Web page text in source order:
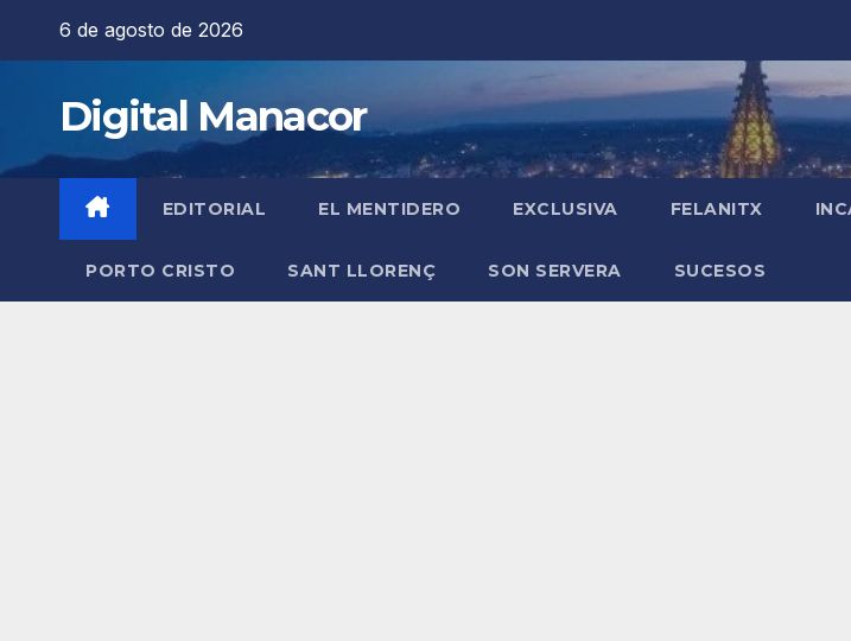
6 de agosto de 2026
Digital Manacor
EDITORIAL EL MENTIDERO EXCLUSIVA FELANITX
PORTO CRISTO SANT LLORENÇ SON SERVERA SUCESOS